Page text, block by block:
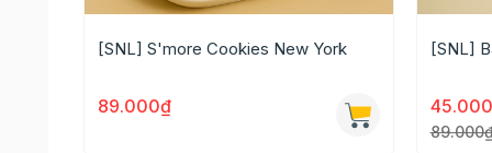
[SNL] S'more Cookies New York
89.000₫
[SNL]